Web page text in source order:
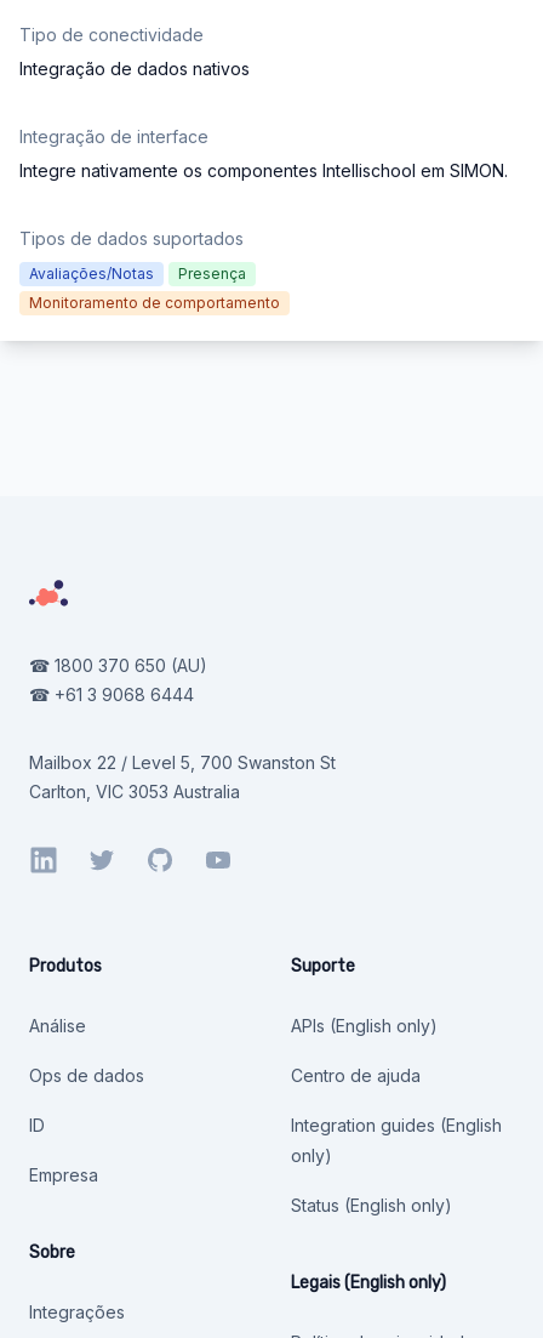
Tipo de conectividade
Integração de dados nativos
Integração de interface
Integre nativamente os componentes Intellischool em SIMON.
Tipos de dados suportados
Avaliações/Notas
Presença
Monitoramento de comportamento
☎ 1800 370 650 (AU)
☎ +61 3 9068 6444
Mailbox 22 / Level 5, 700 Swanston St
Carlton, VIC 3053 Australia
LinkedInTwitterGitHubYouTube
Produtos
Análise
Ops de dados
ID
Empresa
Sobre
Integrações
Suporte
APIs (English only)
Centro de ajuda
Integration guides (English
only)
Status (English only)
Legais (English only)